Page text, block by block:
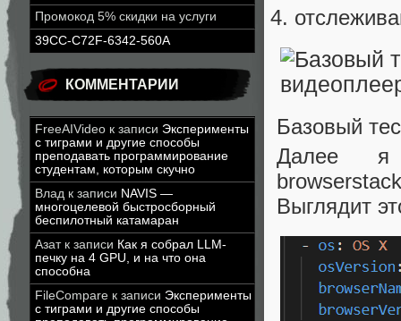
Промокод 5% скидки на услуги
39CC-C72F-6342-560A
КОММЕНТАРИИ
FreeAIVideo к записи Эксперименты
с тиграми и другие способы
преподавать программирование
студентам, которым скучно
Влад к записи NAVIS —
многоцелевой быстросборный
беспилотный катамаран
Азатк записи Как я собрал LLM-
печку на 4 GPU, и на что она
способна
FileCompare к записи Эксперименты
с тиграми и другие способы
Базовый
Далее я
Выглядит